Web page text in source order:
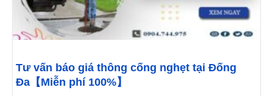
Tư vấn báo giá thông cống nghẹt tại Đống
Đa【Miễn phí 100%】